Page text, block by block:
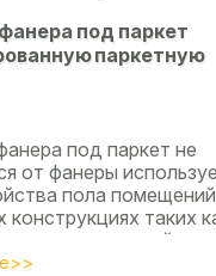
под паркет
паркетную
под паркет не
от фанеры
пола
конструкциях таких
ламинированной
доски, а так же...